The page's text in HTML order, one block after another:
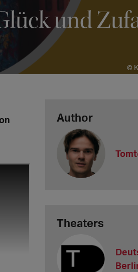
und
©
Author
Theaters